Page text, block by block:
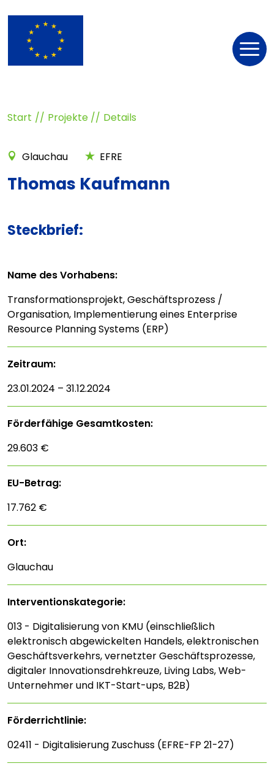
Start Projekte Details
Glauchau EFRE
Thomas Kaufmann
Steckbrief:
Name des Vorhabens:
Transformationsprojekt, Geschäftsprozess /
Organisation, Implementierung eines Enterprise
Resource Planning Systems (ERP)
Zeitraum:
23.01.2024 – 31.12.2024
Förderfähige Gesamtkosten:
29.603 €
EU-Betrag:
17.762 €
Ort:
Glauchau
Interventions­kategorie:
013 - Digitalisierung von KMU (einschließlich
elektronisch abgewickelten Handels, elektronischen
Geschäftsverkehrs, vernetzter Geschäftsprozesse,
digitaler Innovationsdrehkreuze, Living Labs, Web-
Unternehmer und IKT-Start-ups, B2B)
Förderrichtlinie:
02411 - Digitalisierung Zuschuss (EFRE-FP 21-27)